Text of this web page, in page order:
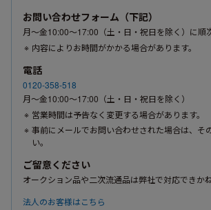
お問い合わせフォーム（下記）
月〜金10:00〜17:00（土・日・祝日を除く）に順
内容によりお時間がかかる場合があります。
電話
0120-358-518
月〜金10:00〜17:00（土・日・祝日を除く）
営業時間は予告なく変更する場合があります。
事前にメールでお問い合わせされた場合は、そ
い。
ご留意ください
オークション品や二次流通品は弊社で対応できかね
法人のお客様はこちら